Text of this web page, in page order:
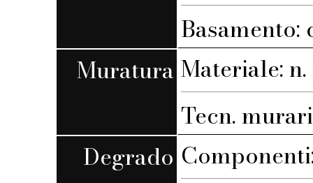
Muratura Materiale: n.
Tecn.
Degrado